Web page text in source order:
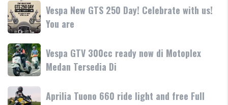
ride
atau
bawa
Primavera
Get
yours
today
or
test
Vespa
New
GTS
250
Day!
Celebrate
with
us!
You
Vespa New GTS 250 Day! Celebrate with us!
You are
Vespa
GTV
300cc
ready
now
Vespa GTV 300cc ready now di Motoplex
Medan Tersedia Di
Aprilia
Aprilia Tuono 660 ride light and free Full